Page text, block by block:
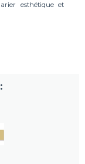
esthétique et